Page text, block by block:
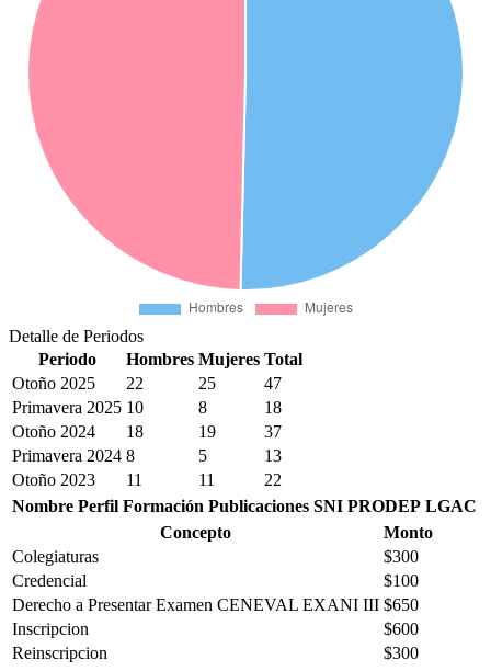
Detalle de Periodos
Periodo
Hombres Mujeres Total
Otoño 2025
22 25
47
Primavera 2025 10 8
18
Otoño 2024
18 19
37
Primavera 2024 8 5
13
Otoño 2023
11 11
22
Nombre Perfil Formación Publicaciones SNI PRODEP LGAC
Concepto
Monto
Colegiaturas
$300
Credencial
$100
Derecho a Presentar Examen CENEVAL EXANI III $650
Inscripcion
$600
Reinscripcion
$300